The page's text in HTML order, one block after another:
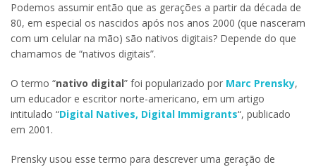
Podemos assumir então que as gerações a partir da década de
80, em especial os nascidos após nos anos 2000 (que nasceram
com um celular na mão) são nativos digitais? Depende do que
chamamos de “nativos digitais”.
O termo “nativo digital” foi popularizado por Marc Prensky,
um educador e escritor norte-americano, em um artigo
intitulado “Digital Natives, Digital Immigrants“, publicado
em 2001.
Prensky usou esse termo para descrever uma geração de